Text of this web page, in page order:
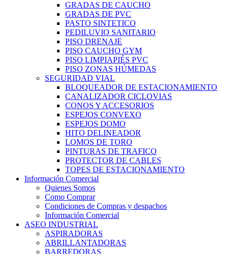
GRADAS DE CAUCHO
GRADAS DE PVC
PASTO SINTETICO
PEDILUVIO SANITARIO
PISO DRENAJE
PISO CAUCHO GYM
PISO LIMPIAPIÉS PVC
PISO ZONAS HÚMEDAS
SEGURIDAD VIAL
BLOQUEADOR DE ESTACIONAMIENTO
CANALIZADOR CICLOVIAS
CONOS Y ACCESORIOS
ESPEJOS CONVEXO
ESPEJOS DOMO
HITO DELINEADOR
LOMOS DE TORO
PINTURAS DE TRAFICO
PROTECTOR DE CABLES
TOPES DE ESTACIONAMIENTO
Información Comercial
Quienes Somos
Como Comprar
Condiciones de Compras y despachos
Información Comercial
ASEO INDUSTRIAL
ASPIRADORAS
ABRILLANTADORAS
BARREDORAS